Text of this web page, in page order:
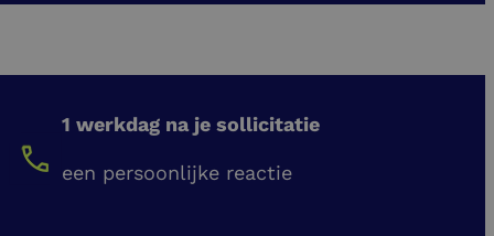
1 werkdag na je sollicitatie
een persoonlijke reactie